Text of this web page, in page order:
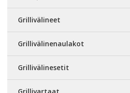
Grillivälineet
Grillivälinenaulakot
Grillivälinesetit